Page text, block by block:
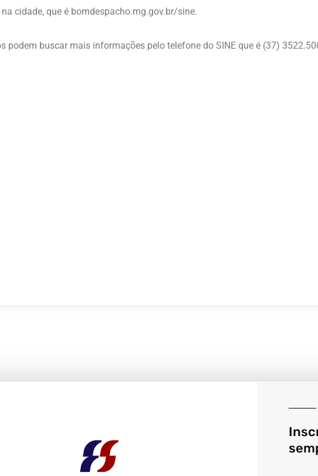
cidade, que é bomdespacho.mg.gov.br/sine.
podem buscar mais informações pelo telefone do SINE que é (37)